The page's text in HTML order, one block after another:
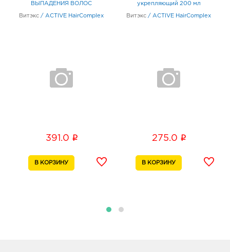
Белгород Рио: руб.
308010, Белгородская обл, г Белгород, пр-кт
Воронеж Юго-Запад: руб.
394065, Воронежская обл, г Воронеж, пр-кт
Патриотов, д. 3А
394033, Воронежская обл, г Воронеж, пр-кт
График работы: 10:00 - 22:00
ВЫПАДЕНИЯ ВОЛОС
Витэкс / ACTIVE HairComplex
391.0 i
укрепляющий 200 мл
Витэкс / ACTIVE HairComplex
275.0 i